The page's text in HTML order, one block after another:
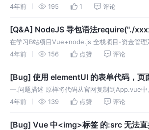
Restful API 的 :id 是什么意思？ 项目文件夹下打
4年前 195 1 评论
[Q&A] NodeJS 导包语法require("./
如何把变量传入被导入的模块
在学习B站项目Vue+node.js 全栈项目-资金管
源码_哔哩哔哩_bilibili中，产生了一些疑问。我的
4年前 156 点赞 评论
[Bug] 使用 elementUI 的表单代码，页
单
一.问题描述 原样将代码从官网复制到App.vue中
示。 二.解决方案 elementUI 的版本太高了，改
4年前 139 点赞 评论
[Bug] Vue 中<img>标签 的:src 无法直